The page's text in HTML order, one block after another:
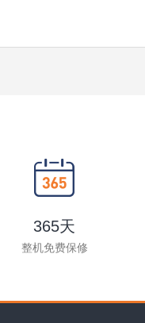
365天
整机免费保修